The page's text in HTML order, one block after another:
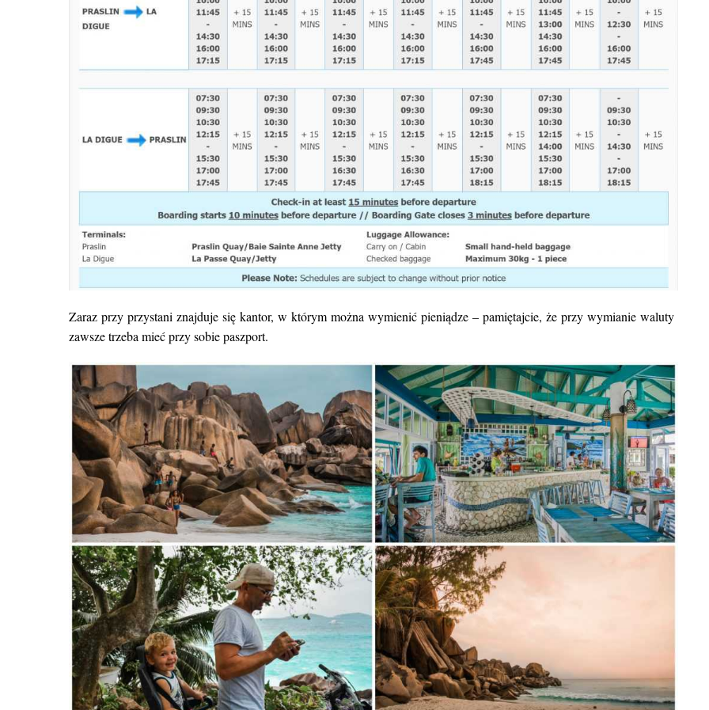
Zaraz przy przystani znajduje się kantor, w którym można wymienić pieniądze – pamiętajcie, że przy wymianie waluty
zawsze trzeba mieć przy sobie paszport.